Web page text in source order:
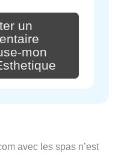
un
mon
avec les spas n’est